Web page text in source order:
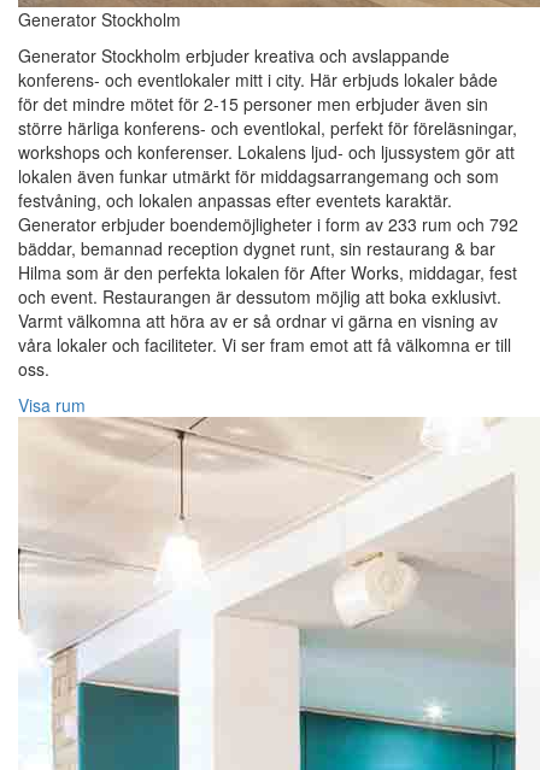
Generator Stockholm
Generator Stockholm erbjuder kreativa och avslappande
konferens- och eventlokaler mitt i city. Här erbjuds lokaler både
för det mindre mötet för 2-15 personer men erbjuder även sin
större härliga konferens- och eventlokal, perfekt för föreläsningar,
workshops och konferenser. Lokalens ljud- och ljussystem gör att
lokalen även funkar utmärkt för middagsarrangemang och som
festvåning, och lokalen anpassas efter eventets karaktär.
Generator erbjuder boendemöjligheter i form av 233 rum och 792
bäddar, bemannad reception dygnet runt, sin restaurang & bar
Hilma som är den perfekta lokalen för After Works, middagar, fest
och event. Restaurangen är dessutom möjlig att boka exklusivt.
Varmt välkomna att höra av er så ordnar vi gärna en visning av
våra lokaler och faciliteter. Vi ser fram emot att få välkomna er till
oss.
Visa rum